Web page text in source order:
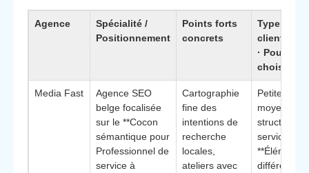
Agence
Spécialité /
Positionnement
Points forts
concrets
Type de
clients
· Pourquoi
choisir
Media Fast
Agence SEO
belge focalisée
sur le **Cocon
sémantique pour
Professionnel de
service à
Cartographie
fine des
intentions de
recherche
locales,
ateliers avec
Petites et
moyennes
structures
services.
**Élément